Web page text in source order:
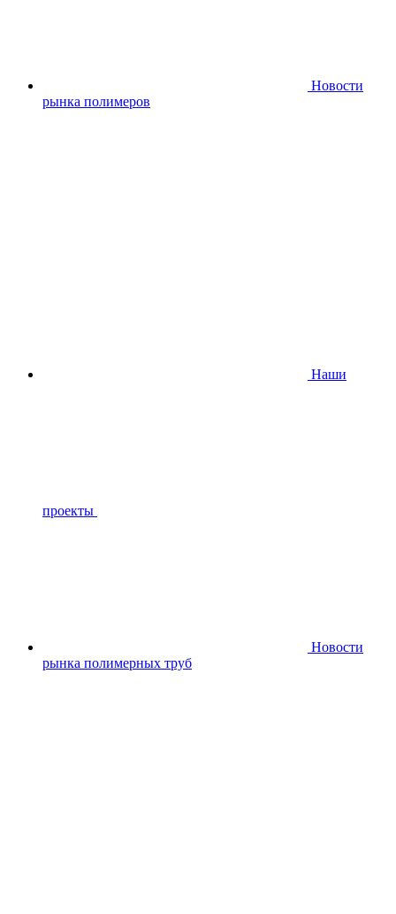
Новости
рынка полимеров
Наши
проекты
Новости
рынка полимерных труб